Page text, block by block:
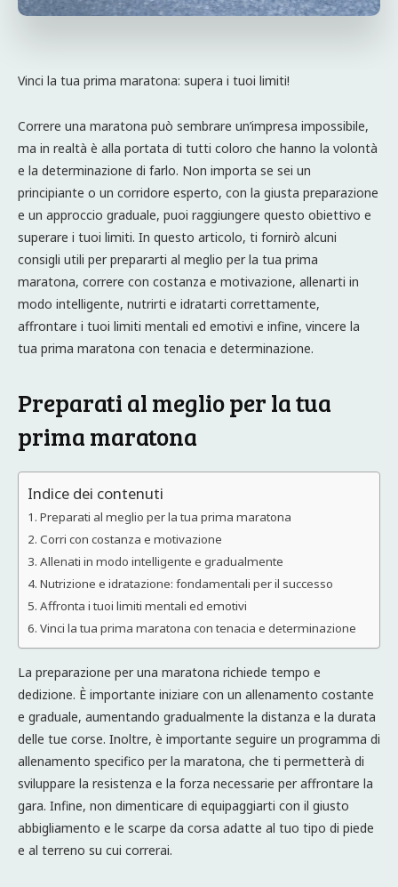
Vinci la tua prima maratona: supera i tuoi limiti!
Correre una maratona può sembrare un’impresa impossibile,
ma in realtà è alla portata di tutti coloro che hanno la volontà
e la determinazione di farlo. Non importa se sei un
principiante o un corridore esperto, con la giusta preparazione
e un approccio graduale, puoi raggiungere questo obiettivo e
superare i tuoi limiti. In questo articolo, ti fornirò alcuni
consigli utili per prepararti al meglio per la tua prima
maratona, correre con costanza e motivazione, allenarti in
modo intelligente, nutrirti e idratarti correttamente,
affrontare i tuoi limiti mentali ed emotivi e infine, vincere la
tua prima maratona con tenacia e determinazione.
Preparati al meglio per la tua
prima maratona
Indice dei contenuti
Preparati al meglio per la tua prima maratona
Corri con costanza e motivazione
Allenati in modo intelligente e gradualmente
Nutrizione e idratazione: fondamentali per il successo
Affronta i tuoi limiti mentali ed emotivi
Vinci la tua prima maratona con tenacia e determinazione
La preparazione per una maratona richiede tempo e
dedizione. È importante iniziare con un allenamento costante
e graduale, aumentando gradualmente la distanza e la durata
delle tue corse. Inoltre, è importante seguire un programma di
allenamento specifico per la maratona, che ti permetterà di
sviluppare la resistenza e la forza necessarie per affrontare la
gara. Infine, non dimenticare di equipaggiarti con il giusto
abbigliamento e le scarpe da corsa adatte al tuo tipo di piede
e al terreno su cui correrai.